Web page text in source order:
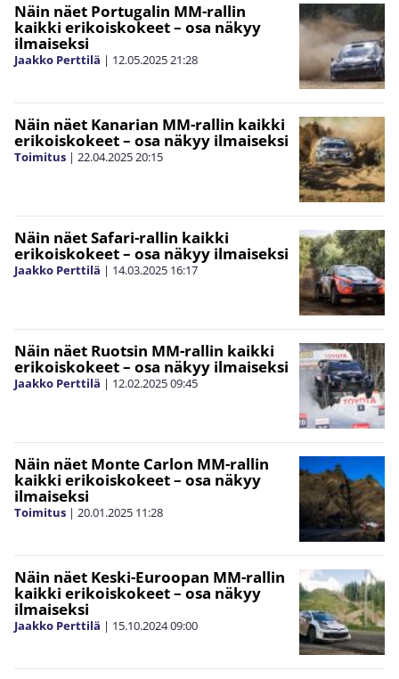
Näin näet Portugalin MM-rallin
kaikki erikoiskokeet – osa näkyy
ilmaiseksi
Jaakko Perttilä | 12.05.202521:28
Näin näet Kanarian MM-rallin kaikki
erikoiskokeet – osa näkyy ilmaiseksi
Toimitus | 22.04.202520:15
Näin näet Safari-rallin kaikki
erikoiskokeet – osa näkyy ilmaiseksi
Jaakko Perttilä | 14.03.2025 16:17
Näin näet Ruotsin MM-rallin kaikki
erikoiskokeet – osa näkyy ilmaiseksi
Jaakko Perttilä | 12.02.202509:45
Näin näet Monte Carlon MM-rallin
kaikki erikoiskokeet – osa näkyy
ilmaiseksi
Toimitus | 20.01.2025 11:28
Näin näet Keski-Euroopan MM-rallin
kaikki erikoiskokeet – osa näkyy
ilmaiseksi
Jaakko Perttilä | 15.10.202409:00